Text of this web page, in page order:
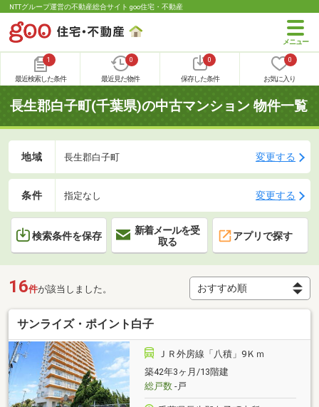
NTTグループ運営の不動産総合サイト goo住宅・不動産
1
最近検索した条件
0
最近見た物件
0
保存した条件
0
お気に入り
長生郡白子町(千葉県)の中古マンション 物件一覧
地域 長生郡白子町 変更する
条件 指定なし 変更する
検索条件を保存
新着メールを受
取る
アプリで探す
16件が該当しました。
サンライズ・ポイント白子
ＪＲ外房線「八積」9Ｋｍ
築42年3ヶ月/13階建
総戸数-戸